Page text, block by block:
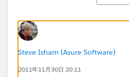
Steve Isham (Asure Software)
2011年11月30日 20:11